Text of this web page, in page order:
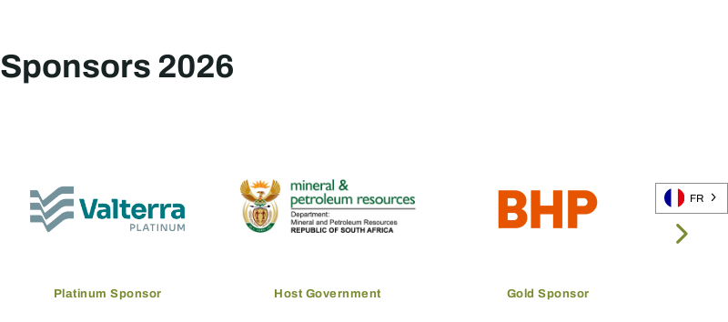
Sponsors 2026
Platinum Sponsor Host Government Gold Sponsor
FR